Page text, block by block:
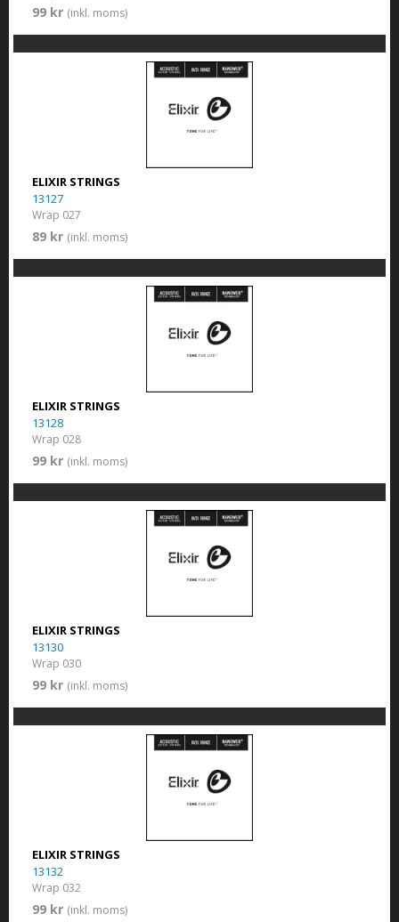
99 kr (inkl. moms)
ELIXIR STRINGS
13127
Wrap 027
89 kr (inkl. moms)
ELIXIR STRINGS
13128
Wrap 028
99 kr (inkl. moms)
ELIXIR STRINGS
13130
Wrap 030
99 kr (inkl. moms)
ELIXIR STRINGS
13132
Wrap 032
99 kr (inkl. moms)